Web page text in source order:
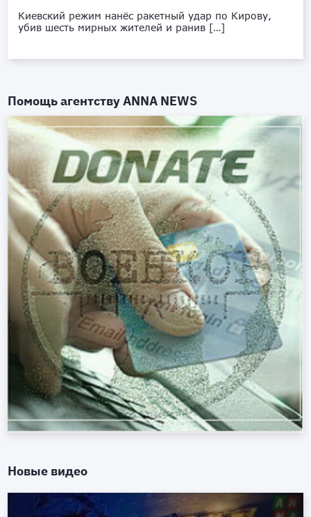
Киевский режим нанёс ракетный удар по Кирову,
убив шесть мирных жителей и ранив […]
Помощь агентствуANNA NEWS
Новые видео